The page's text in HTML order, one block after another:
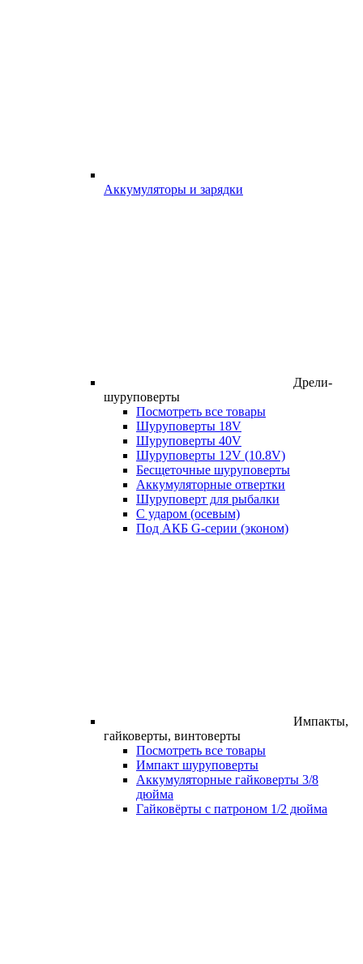
Аккумуляторы и зарядки
Дрели-
шуруповерты
Посмотреть все товары
Шуруповерты 18V
Шуруповерты 40V
Шуруповерты 12V (10.8V)
Бесщеточные шуруповерты
Аккумуляторные отвертки
Шуруповерт для рыбалки
С ударом (осевым)
Под АКБ G-серии (эконом)
Импакты,
гайковерты, винтоверты
Посмотреть все товары
Импакт шуруповерты
Аккумуляторные гайковерты 3/8
дюйма
Гайковёрты с патроном 1/2 дюйма